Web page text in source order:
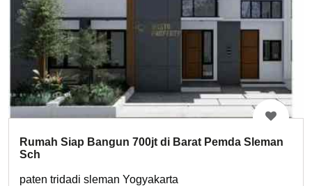
Rumah Siap Bangun 700jt di Barat Pemda Sleman
Sch
paten tridadi sleman Yogyakarta